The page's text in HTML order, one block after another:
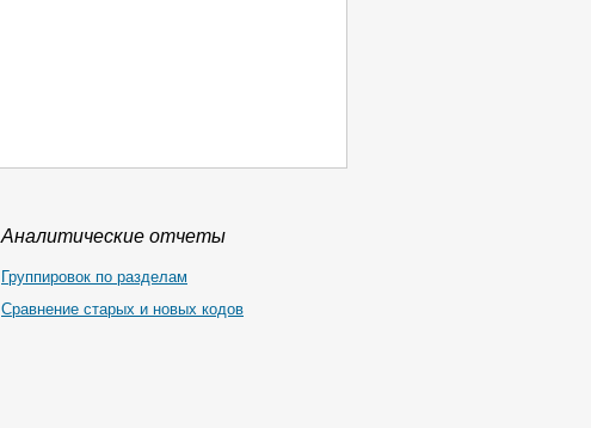
Аналитические отчеты
Группировок по разделам
Сравнение старых и новых кодов